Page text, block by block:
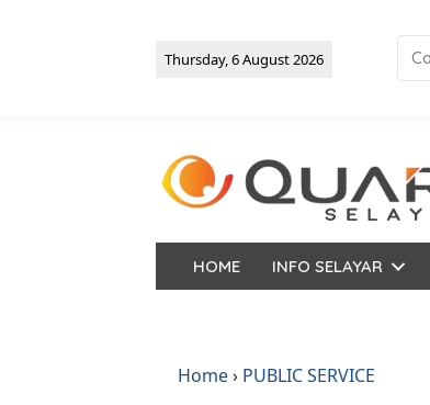
Thursday, 6 August 2026
HOME INFO SELAYAR
Home› PUBLIC SERVICE